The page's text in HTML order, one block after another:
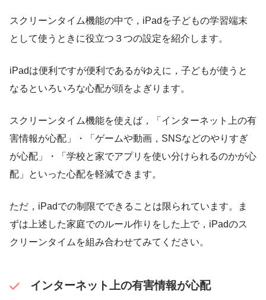
スクリーンタイム機能の中で，iPadを子どもの学習端末
として使うときに役立つ３つの設定を紹介します。
iPadは便利ですが便利であるがゆえに，子どもが使うと
なるといろいろな心配が頭をよぎります。
スクリーンタイム機能を使えば，「インターネット上の有
害情報が心配」・「ゲームや動画，SNSなどのやりすぎ
が心配」・「学校と家でアプリを使い分けられるのかが心
配」といった心配を軽減できます。
ただ，iPadでの制限でできることは限られています。ま
ずは上述した家庭でのルール作りをした上で，iPadのス
クリーンタイムを組み合わせてみてください。
インターネット上の有害情報が心配